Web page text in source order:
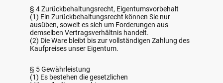
§ 4 Zurückbehaltungsrecht, Eigentumsvorbehalt
(1) Ein Zurückbehaltungsrecht können Sie nur
ausüben, soweit es sich um Forderungen aus
demselben Vertragsverhältnis handelt.
(2) Die Ware bleibt bis zur vollständigen Zahlung des
Kaufpreises unser Eigentum.
§ 5 Gewährleistung
(1) Es bestehen die gesetzlichen